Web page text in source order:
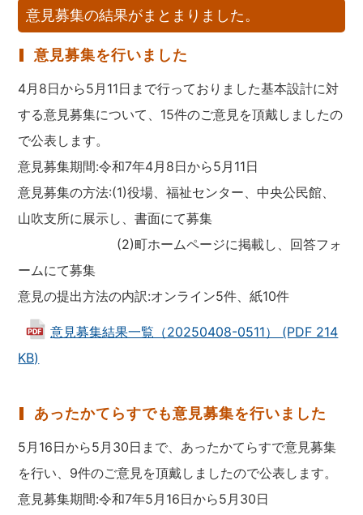
意見募集の結果がまとまりました。
意見募集を行いました
4月8日から5月11日まで行っておりました基本設計に対
する意見募集について、15件のご意見を頂戴しましたの
で公表します。
意見募集期間:令和7年4月8日から5月11日
意見募集の方法:(1)役場、福祉センター、中央公民館、
山吹支所に展示し、書面にて募集
(2)町ホームページに掲載し、回答フォ
ームにて募集
意見の提出方法の内訳:オンライン5件、紙10件
意見募集結果一覧（20250408-0511） (PDF 214
KB)
あったかてらすでも意見募集を行いました
5月16日から5月30日まで、あったかてらすで意見募集
を行い、9件のご意見を頂戴しましたので公表します。
意見募集期間:令和7年5月16日から5月30日